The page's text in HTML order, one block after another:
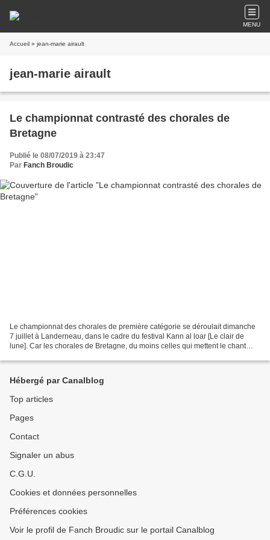
MENU
Accueil » jean-marie airault
jean-marie airault
Le championnat contrasté des chorales de
Bretagne
Publié le 08/07/2019 à 23:47
Par Fanch Broudic
Le championnat des chorales de première catégorie se déroulait dimanche
7 juillet à Landerneau, dans le cadre du festival Kann al loar [Le clair de
lune]. Car les chorales de Bretagne, du moins celles qui mettent le chant
Hébergé par Canalblog
Top articles
Pages
Contact
Signaler un abus
C.G.U.
Cookies et données personnelles
Préférences cookies
Voir le profil de Fanch Broudic sur le portail Canalblog